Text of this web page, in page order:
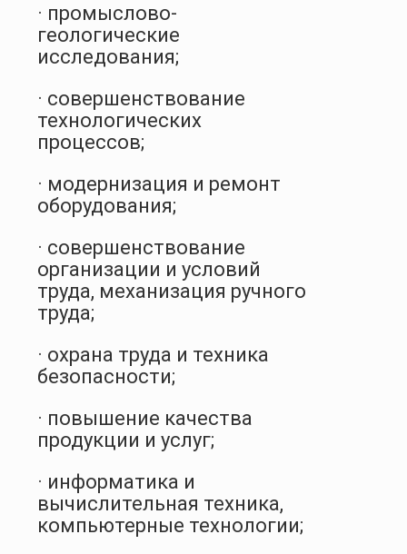
· промыслово-
геологические
исследования;
· совершенствование
технологических
процессов;
· модернизация и ремонт
оборудования;
· совершенствование
организации и условий
труда, механизация ручного
труда;
· охрана труда и техника
безопасности;
· повышение качества
продукции и услуг;
· информатика и
вычислительная техника,
компьютерные технологии;